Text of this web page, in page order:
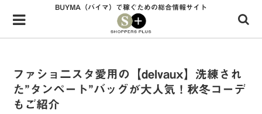
Menu
HOME
34歳独身OLバイマ実践記
BUYMA（バイマ）で稼ぐための総合情報サイト
ファショ二スタ愛用の【delvaux】洗練され
た”タンペート”バッグが大人気！秋冬コーデ
もご紹介